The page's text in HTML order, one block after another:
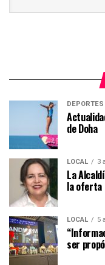
DEPORTES
de Doha
LOCAL 3
La
la oferta
LOCAL 5
ser